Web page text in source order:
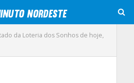
da Loteria dos Sonhos de hoje,